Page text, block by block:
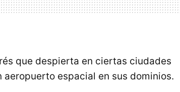
que despierta en ciertas ciudades
aeropuerto espacial en sus dominios.